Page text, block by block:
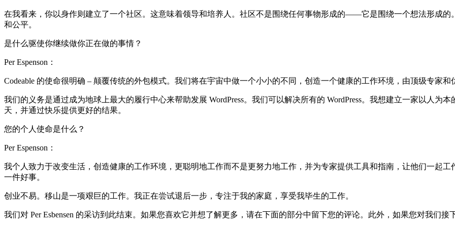
在我看来，你以身作则建立了一个社区。这意味着领导和培养人。社区不是围绕任何事物形成的——它是围绕一个想法形成的
和公平。
是什么驱使你继续做你正在做的事情？
Per Espenson：
Codeable 的使命很明确 – 颠覆传统的外包模式。我们将在宇宙中做一个小小的不同，创造一个健康的工作环境，由顶级专家和
我们的义务是通过成为地球上最大的履行中心来帮助发展 WordPress。我们可以解决所有的 WordPress。我想建立一家以人为
天，并通过快乐提供更好的结果。
您的个人使命是什么？
Per Espenson：
我个人致力于改变生活，创造健康的工作环境，更聪明地工作而不是更努力地工作，并为专家提供工具和指南，让他们一起
一件好事。
创业不易。移山是一项艰巨的工作。我正在尝试退后一步，专注于我的家庭，享受我毕生的工作。
我们对 Per Esbensen 的采访到此结束。如果您喜欢它并想了解更多，请在下面的部分中留下您的评论。此外，如果您对我们